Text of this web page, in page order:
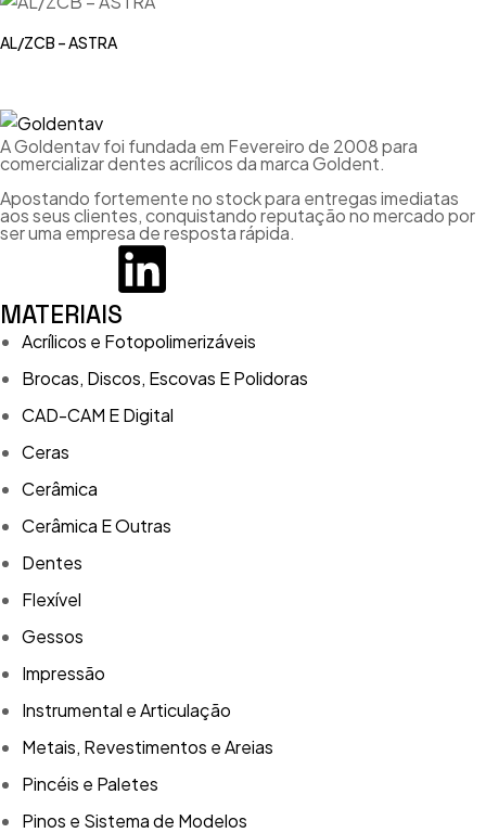
AL/ZCB – ASTRA
A Goldentav foi fundada em Fevereiro de 2008 para
comercializar dentes acrílicos da marca Goldent.
Apostando fortemente no stock para entregas imediatas
aos seus clientes, conquistando reputação no mercado por
ser uma empresa de resposta rápida.
MATERIAIS
Acrílicos e Fotopolimerizáveis
Brocas, Discos, Escovas E Polidoras
CAD-CAM E Digital
Ceras
Cerâmica
Cerâmica E Outras
Dentes
Flexível
Gessos
Impressão
Instrumental e Articulação
Metais, Revestimentos e Areias
Pincéis e Paletes
Pinos e Sistema de Modelos